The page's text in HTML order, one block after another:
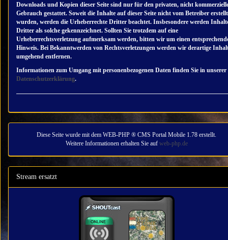
Downloads und Kopien dieser Seite sind nur für den privaten, nicht
Gebrauch gestattet. Soweit die Inhalte auf dieser Seite nicht vom Betreiber erstellt
wurden, werden die Urheberrechte Dritter beachtet. Insbesondere werden
Dritter als solche gekennzeichnet. Sollten Sie trotzdem auf eine
Urheberrechtsverletzung aufmerksam werden, bitten wir um einen
Hinweis. Bei Bekanntwerden von Rechtsverletzungen werden wir derartige
umgehend entfernen.
Informationen zum Umgang mit personenbezogenen Daten finden Sie in unserer
Datenschutzerklärung.
Diese Seite wurde mit dem WEB-PHP ® CMS Portal Mobile 1.78 erstellt.
Weitere Informationen erhalten Sie auf web-php.de
Stream ersatzt